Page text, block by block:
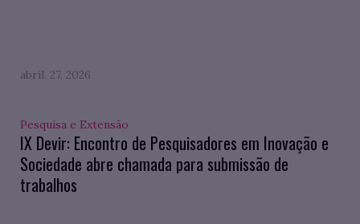
abril. 27, 2026
Pesquisa e Extensão
IX Devir: Encontro de Pesquisadores em Inovação e
Sociedade abre chamada para submissão de
trabalhos